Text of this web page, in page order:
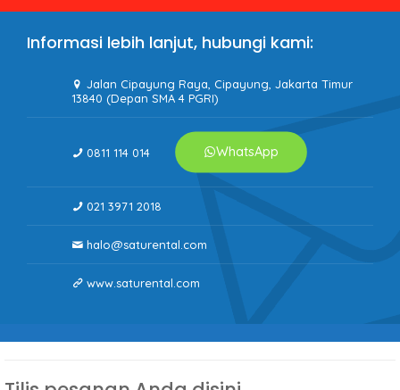
Informasi lebih lanjut, hubungi kami:
Jalan Cipayung Raya, Cipayung, Jakarta Timur
13840 (Depan SMA 4 PGRI)
0811 114 014 WhatsApp
021 3971 2018
halo@saturental.com
www.saturental.com